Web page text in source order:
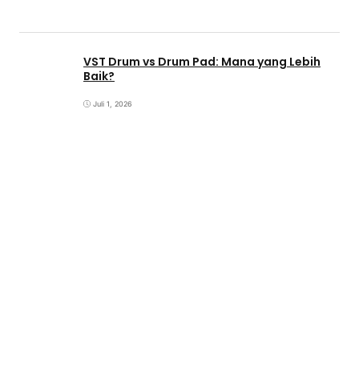
VST Drum vs Drum Pad: Mana yang Lebih
Baik?
Juli 1, 2026